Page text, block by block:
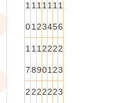
1
0
1
1
1
2
1
3
1
4
1
5
1
6
1
7
1
8
1
9
2
0
2
1
2
2
2
3
2 222223